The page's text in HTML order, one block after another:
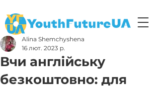
Вчи англійську
безкоштовно: для
Alina Shemchyshena
16 лют. 2023 р.